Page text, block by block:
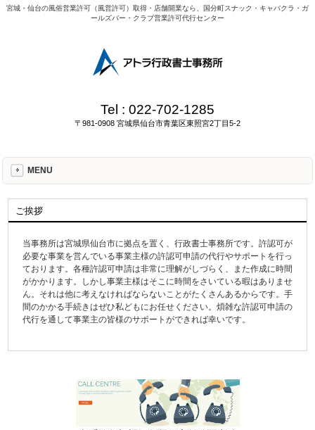
宮城・仙台の風俗営業許可（風営許可）取得・店舗開業なら、国分町スナック・キャバクラ・ガ
ールズバー・クラブ営業許可代行センター
Tel : 022‐702‐1285
〒981-0908 宮城県仙台市青葉区東照宮2丁目5-2
MENU
ご挨拶
当事務所は宮城県仙台市に拠点を置く、行政書士事務所です。許認可が
必要な事業を営んでいる事業主様の許認可申請の代行やサポートを行っ
ております。各種許認可申請は非常に理解がしづらく、また作成に時間
がかかります。しかし事業主様はそこに時間をさいている暇はありませ
ん。それは他に考えなければならないことがたくさんあるからです。手
間のかかる手続きはぜひ私どもにお任せください。煩雑な許認可申請の
代行を通して事業主の皆様のサポートができれば幸いです。